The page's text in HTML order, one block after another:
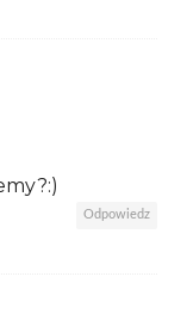
Odpowiedz